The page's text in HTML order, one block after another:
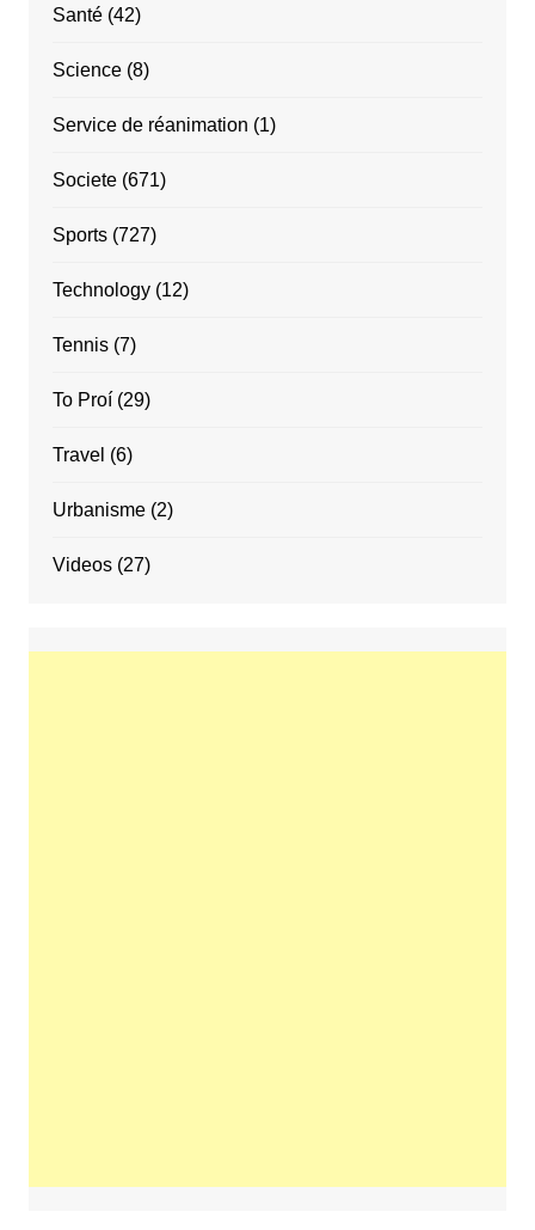
Santé(42)
Science(8)
Service de réanimation (1)
Societe(671)
Sports(727)
Technology(12)
Tennis(7)
To Proí(29)
Travel (6)
Urbanisme(2)
Videos(27)